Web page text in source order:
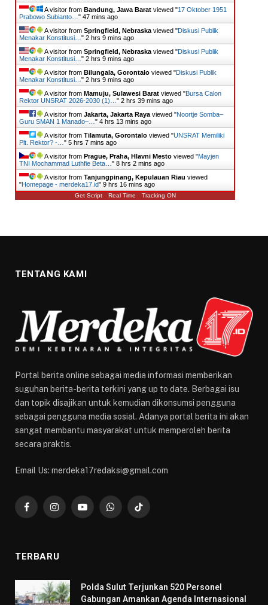
A visitor from Bandung, Jawa Barat viewed "17 Oktober 1951
Prabowo Subianto… " 47 mins ago
A visitor from Springfield, Nebraska viewed "Diskusi Publik
Menakar Konstitusi… " 2 hrs 9 mins ago
A visitor from Springfield, Nebraska viewed "Diskusi Publik
Menakar Konstitusi… " 2 hrs 9 mins ago
A visitor from Bilungala, Gorontalo viewed "Diskusi Publik
Menakar Konstitusi… " 2 hrs 10 mins ago
A visitor from Mamuju, Sulawesi Barat viewed "Bursa Calon
Rektor UNSRAT 2026-2030 (1)… " 2 hrs 39 mins ago
A visitor from Jakarta, Jakarta Raya viewed "Noortje Somba–
Guru SMAN 1 Manado–… " 4 hrs 13 mins ago
A visitor from Tilamuta, Gorontalo viewed "UNSRAT Memiliki
Plt. Rektor? -… " 5 hrs 7 mins ago
A visitor from Prague, Praha, Hlavni Mesto viewed "Mayjen
TNI Mochammad Luthfie Beta… " 8 hrs 2 mins ago
A visitor from Tanjungpinang, Kepulauan Riau viewed
"Homepage - merdeka17.id" 9 hrs 16 mins ago
Get Script Real Time Tracking ON
TENTANG KAMI
Portal berita online sebagai media informasi memberikan
suguhan berita-berita terkini yang up to date. Berbagai isu
dan topik disajikan untuk kemudian dikonsumsi pengguna
sebagai pengguna media sosial. Adanya portal berita ini akan
sangat membantu masyarakat untuk memperoleh berita
secara praktis.
Email Us: merdeka17redaksi@gmail.com
FacebookInstagramYouTubeWhatsAppTikTok
TERBARU
​Polda Sulut Terjunkan 520 Personel
Gabungan Amankan Agenda Internasional